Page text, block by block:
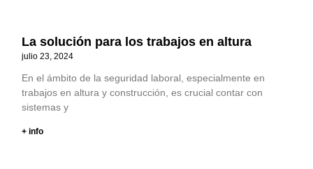
La solución para los trabajos en altura
julio 23, 2024
En el ámbito de la seguridad laboral, especialmente en
trabajos en altura y construcción, es crucial contar con
sistemas y
+ info